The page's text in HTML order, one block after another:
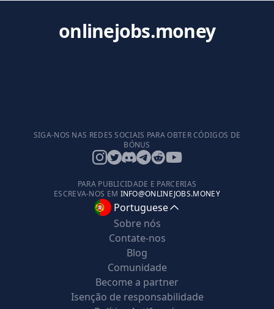
onlinejobs.money
SIGA-NOS NAS REDES SOCIAIS PARA OBTER CÓDIGOS DE
BÓNUS
PARA PUBLICIDADE E PARCERIAS
ESCREVA-NOS EM INFO@ONLINEJOBS.MONEY
Portuguese
Sobre nós
Contate-nos
Blog
Comunidade
Become a partner
Isenção de responsabilidade